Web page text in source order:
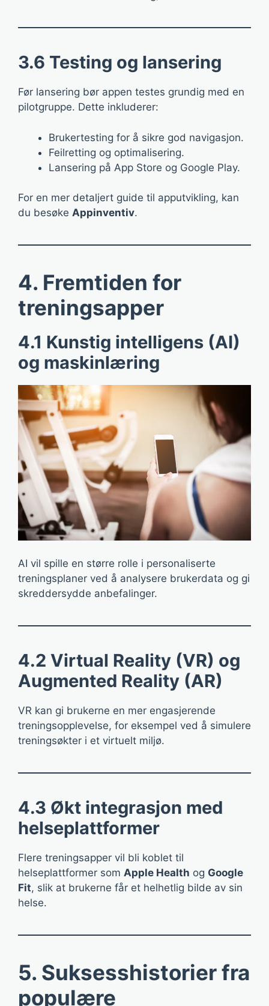
3.6 Testing og lansering
Før lansering bør appen testes grundig med en
pilotgruppe. Dette inkluderer:
Brukertesting for å sikre god navigasjon.
Feilretting og optimalisering.
Lansering på App Store og Google Play.
For en mer detaljert guide til apputvikling, kan
du besøke Appinventiv.
4. Fremtiden for
treningsapper
4.1 Kunstig intelligens (AI)
og maskinlæring
AI vil spille en større rolle i personaliserte
treningsplaner ved å analysere brukerdata og gi
skreddersydde anbefalinger.
4.2 Virtual Reality (VR) og
Augmented Reality (AR)
VR kan gi brukerne en mer engasjerende
treningsopplevelse, for eksempel ved å simulere
treningsøkter i et virtuelt miljø.
4.3 Økt integrasjon med
helseplattformer
Flere treningsapper vil bli koblet til
helseplattformer som Apple Health og Google
Fit, slik at brukerne får et helhetlig bilde av sin
helse.
5. Suksesshistorier fra
populære